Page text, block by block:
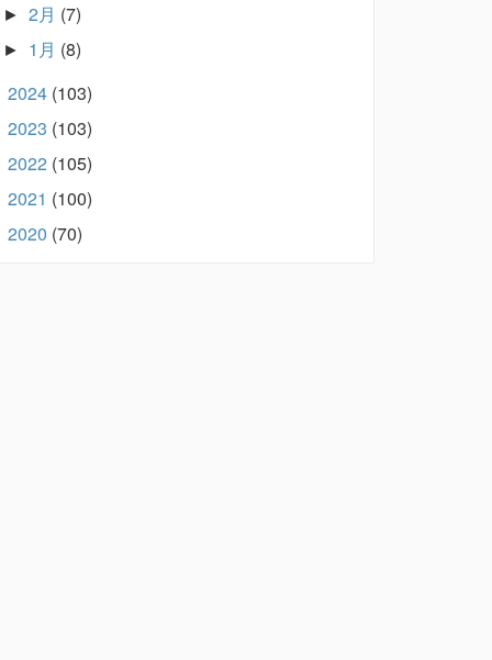
► 2月 (7)
► 1月 (8)
2024 (103)
2023 (103)
2022 (105)
2021 (100)
2020 (70)